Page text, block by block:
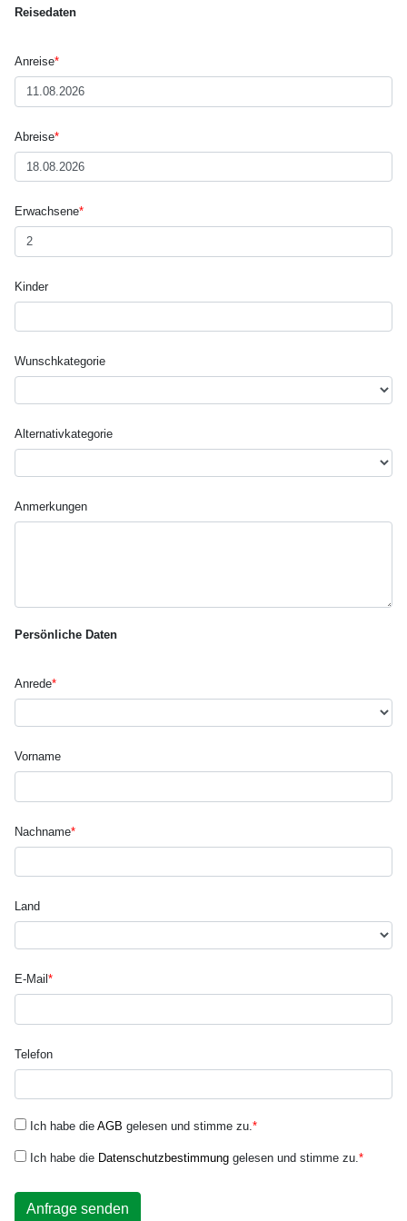
Reisedaten
Anreise*
Abreise*
Erwachsene*
Kinder
Wunsch­kategorie
Alternativ­kategorie
Anmerkungen
Persönliche Daten
Anrede*
Vorname
Nachname*
Land
E-Mail *
Telefon
Ich habe die AGB gelesen und stimme zu.*
Ich habe die Datenschutzbestimmung gelesen und stimme zu.*
Anfrage senden